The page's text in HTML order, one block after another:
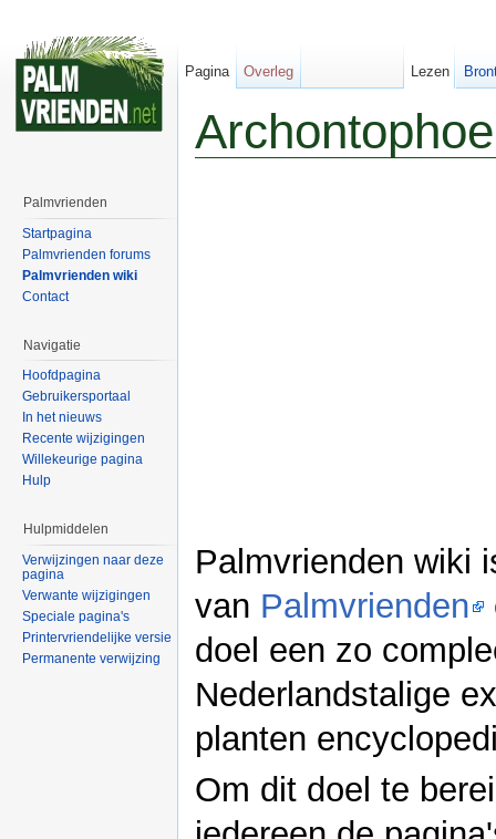
Palmvrienden wiki
van Palmvrienden
doel een zo
Nederlandstalige
planten
Om dit doel te
Pagina Overleg Lezen
Palmvrienden
Startpagina
Palmvrienden forums
Palmvrienden wiki
Contact
Navigatie
Hoofdpagina
Gebruikersportaal
In het nieuws
Recente wijzigingen
Willekeurige pagina
Hulp
Hulpmiddelen
Verwijzingen naar deze
pagina
Verwante wijzigingen
Speciale pagina's
Printervriendelijke versie
Permanente verwijzing